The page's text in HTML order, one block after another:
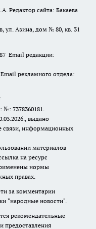
Редактор сайта: Бакаева
ул. Азина, дом № 80, кв. 31
Email редакции:
рекламного отдела:
7378360181.
выдано
связи, информационных
материалов
на ресурс
нормы
правах.
за комментарии
"народные новости".
рекомендательные
предоставления